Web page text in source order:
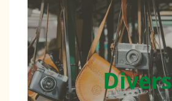
Divers